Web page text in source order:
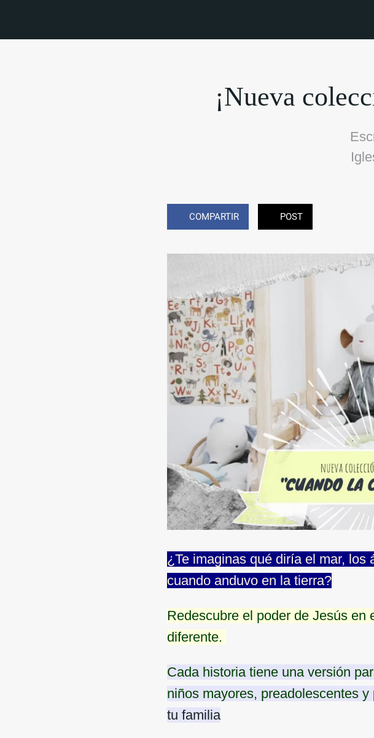
¡Nueva
COMPARTIR POST
¿Te imaginas qué diría el mar,
cuando anduvo en la tierra?
Redescubre el poder de Jesús en
diferente.
Cada historia tiene una versión
niños mayores, preadolescentes y
tu familia